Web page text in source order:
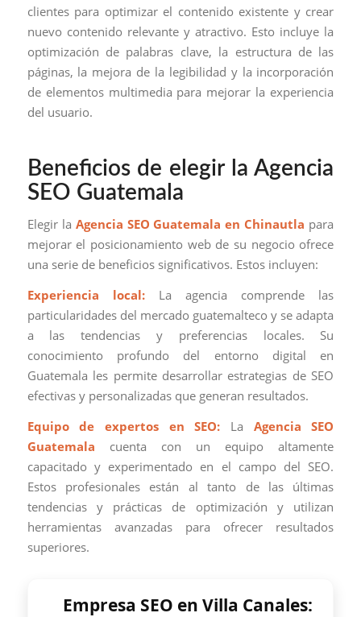
clientes para optimizar el contenido existente y crear
nuevo contenido relevante y atractivo. Esto incluye la
optimización de palabras clave, la estructura de las
páginas, la mejora de la legibilidad y la incorporación
de elementos multimedia para mejorar la experiencia
del usuario.
Beneficios de elegir la Agencia
SEO Guatemala
Elegir la Agencia SEO Guatemala en Chinautla para
mejorar el posicionamiento web de su negocio ofrece
una serie de beneficios significativos. Estos incluyen:
Experiencia local:La agencia comprende las
particularidades del mercado guatemalteco y se adapta
a las tendencias y preferencias locales. Su
conocimiento profundo del entorno digital en
Guatemala les permite desarrollar estrategias de SEO
efectivas y personalizadas que generan resultados.
Equipo de expertos en SEO: La Agencia SEO
Guatemala cuenta con un equipo altamente
capacitado y experimentado en el campo del SEO.
Estos profesionales están al tanto de las últimas
tendencias y prácticas de optimización y utilizan
herramientas avanzadas para ofrecer resultados
superiores.
Empresa SEO en Villa Canales: